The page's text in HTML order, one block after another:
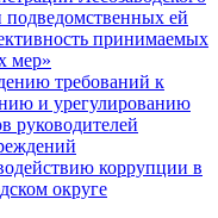
подведомственных ей
принимаемых
мер»
требований к
и урегулированию
руководителей
коррупции в
округе